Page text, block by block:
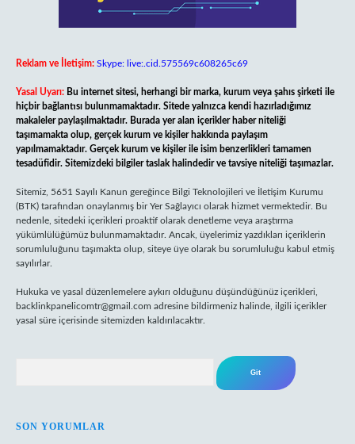
Reklam ve İletişim: Skype: live:.cid.575569c608265c69
Yasal Uyarı: Bu internet sitesi, herhangi bir marka, kurum veya şahıs şirketi ile
hiçbir bağlantısı bulunmamaktadır. Sitede yalnızca kendi hazırladığımız
makaleler paylaşılmaktadır. Burada yer alan içerikler haber niteliği
taşımamakta olup, gerçek kurum ve kişiler hakkında paylaşım
yapılmamaktadır. Gerçek kurum ve kişiler ile isim benzerlikleri tamamen
tesadüfidir. Sitemizdeki bilgiler taslak halindedir ve tavsiye niteliği taşımazlar.
Sitemiz, 5651 Sayılı Kanun gereğince Bilgi Teknolojileri ve İletişim Kurumu
(BTK) tarafından onaylanmış bir Yer Sağlayıcı olarak hizmet vermektedir. Bu
nedenle, sitedeki içerikleri proaktif olarak denetleme veya araştırma
yükümlülüğümüz bulunmamaktadır. Ancak, üyelerimiz yazdıkları içeriklerin
sorumluluğunu taşımakta olup, siteye üye olarak bu sorumluluğu kabul etmiş
sayılırlar.
Hukuka ve yasal düzenlemelere aykırı olduğunu düşündüğünüz içerikleri,
backlinkpanelicomtr@gmail.com adresine bildirmeniz halinde, ilgili içerikler
yasal süre içerisinde sitemizden kaldırılacaktır.
SON YORUMLAR